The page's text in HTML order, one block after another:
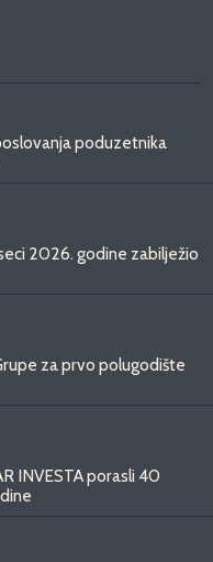
poduzetnika
2026. godine zabilježio
za prvo polugodište
INVESTA porasli 40